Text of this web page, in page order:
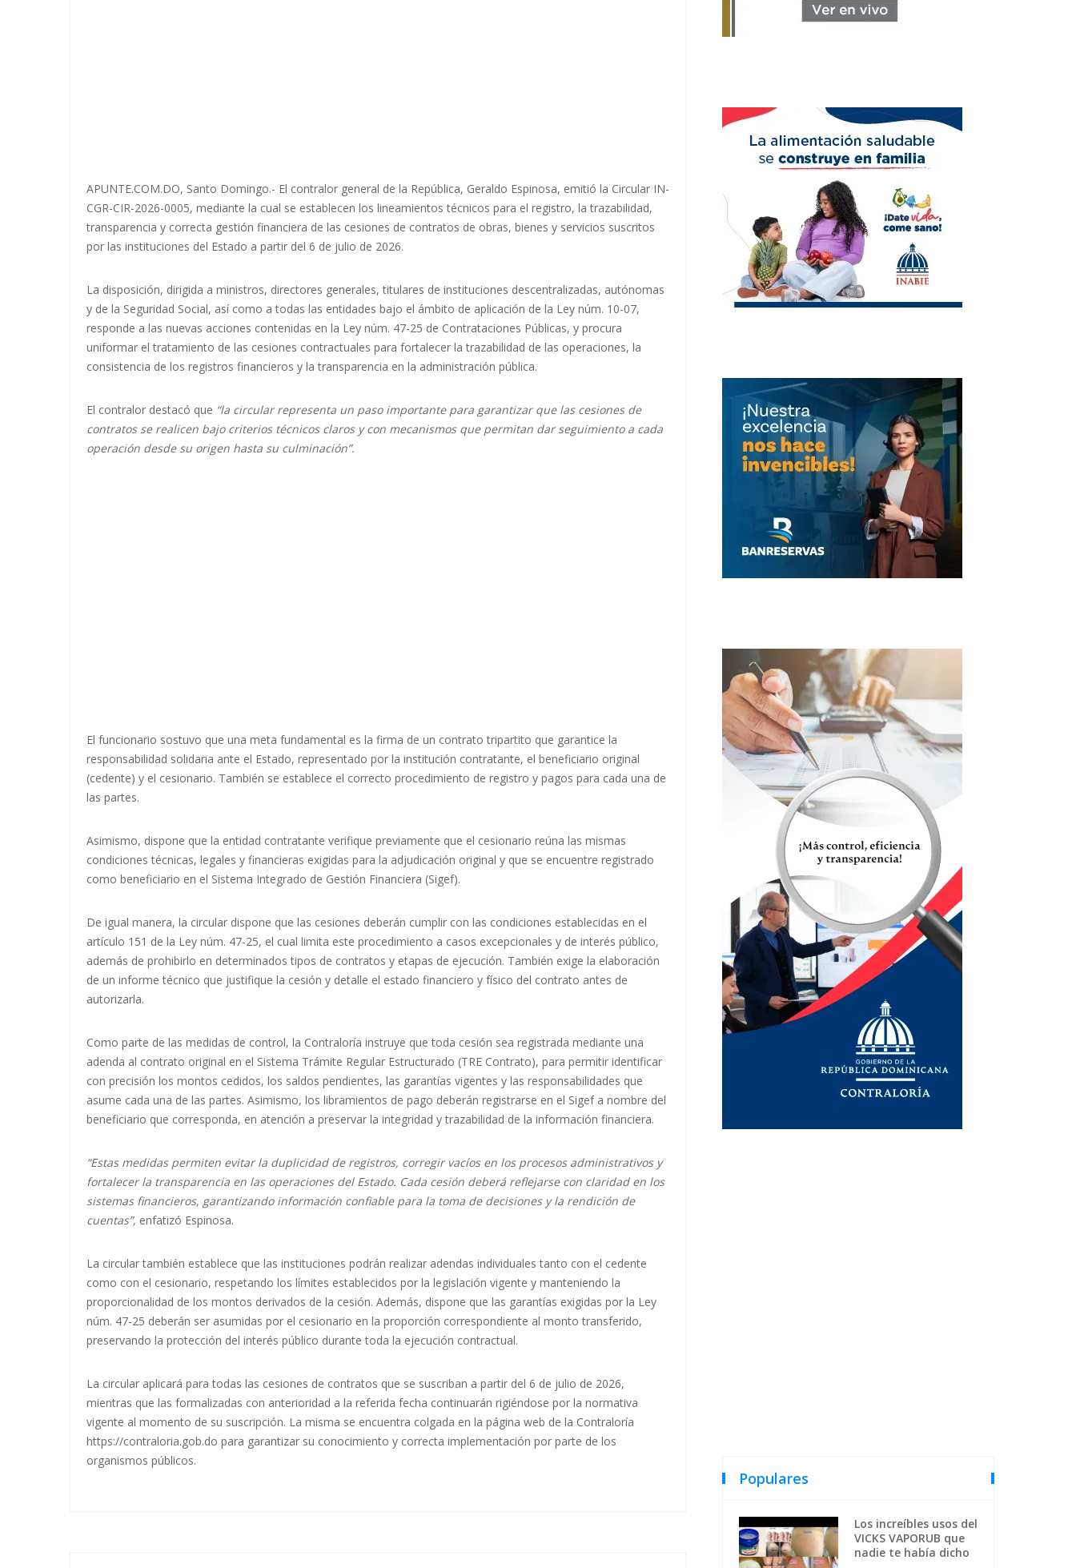
APUNTE.COM.DO, Santo Domingo.- El contralor general de la República, Geraldo Espinosa, emitió la Circular IN-
CGR-CIR-2026-0005, mediante la cual se establecen los lineamientos técnicos para el registro, la trazabilidad,
transparencia y correcta gestión financiera de las cesiones de contratos de obras, bienes y servicios suscritos
por las instituciones del Estado a partir del 6 de julio de 2026.
La disposición, dirigida a ministros, directores generales, titulares de instituciones descentralizadas, autónomas
y de la Seguridad Social, así como a todas las entidades bajo el ámbito de aplicación de la Ley núm. 10-07,
responde a las nuevas acciones contenidas en la Ley núm. 47-25 de Contrataciones Públicas, y procura
uniformar el tratamiento de las cesiones contractuales para fortalecer la trazabilidad de las operaciones, la
consistencia de los registros financieros y la transparencia en la administración pública.
El contralor destacó que “la circular representa un paso importante para garantizar que las cesiones de
contratos se realicen bajo criterios técnicos claros y con mecanismos que permitan dar seguimiento a cada
operación desde su origen hasta su culminación”.
El funcionario sostuvo que una meta fundamental es la firma de un contrato tripartito que garantice la
responsabilidad solidaria ante el Estado, representado por la institución contratante, el beneficiario original
(cedente) y el cesionario. También se establece el correcto procedimiento de registro y pagos para cada una de
las partes.
Asimismo, dispone que la entidad contratante verifique previamente que el cesionario reúna las mismas
condiciones técnicas, legales y financieras exigidas para la adjudicación original y que se encuentre registrado
como beneficiario en el Sistema Integrado de Gestión Financiera (Sigef).
De igual manera, la circular dispone que las cesiones deberán cumplir con las condiciones establecidas en el
artículo 151 de la Ley núm. 47-25, el cual limita este procedimiento a casos excepcionales y de interés público,
además de prohibirlo en determinados tipos de contratos y etapas de ejecución. También exige la elaboración
de un informe técnico que justifique la cesión y detalle el estado financiero y físico del contrato antes de
autorizarla.
Como parte de las medidas de control, la Contraloría instruye que toda cesión sea registrada mediante una
adenda al contrato original en el Sistema Trámite Regular Estructurado (TRE Contrato), para permitir identificar
con precisión los montos cedidos, los saldos pendientes, las garantías vigentes y las responsabilidades que
asume cada una de las partes. Asimismo, los libramientos de pago deberán registrarse en el Sigef a nombre del
beneficiario que corresponda, en atención a preservar la integridad y trazabilidad de la información financiera.
“Estas medidas permiten evitar la duplicidad de registros, corregir vacíos en los procesos administrativos y
fortalecer la transparencia en las operaciones del Estado. Cada cesión deberá reflejarse con claridad en los
sistemas financieros, garantizando información confiable para la toma de decisiones y la rendición de
cuentas”, enfatizó Espinosa.
La circular también establece que las instituciones podrán realizar adendas individuales tanto con el cedente
como con el cesionario, respetando los límites establecidos por la legislación vigente y manteniendo la
proporcionalidad de los montos derivados de la cesión. Además, dispone que las garantías exigidas por la Ley
núm. 47-25 deberán ser asumidas por el cesionario en la proporción correspondiente al monto transferido,
preservando la protección del interés público durante toda la ejecución contractual.
La circular aplicará para todas las cesiones de contratos que se suscriban a partir del 6 de julio de 2026,
mientras que las formalizadas con anterioridad a la referida fecha continuarán rigiéndose por la normativa
vigente al momento de su suscripción. La misma se encuentra colgada en la página web de la Contraloría
https://contraloria.gob.do para garantizar su conocimiento y correcta implementación por parte de los
organismos públicos.
Populares
Los increíbles usos del
VICKS VAPORUB que
nadie te había dicho